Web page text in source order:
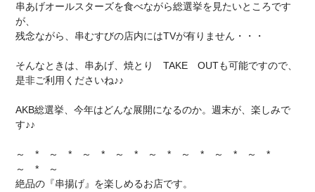
串あげオールスターズを食べながら総選挙を見たいところです
が、
残念ながら、串むすびの店内にはTVが有りません・・・
そんなときは、串あげ、焼とり TAKE OUTも可能ですので、
是非ご利用くださいね♪♪
AKB総選挙、今年はどんな展開になるのか。週末が、楽しみで
す♪♪
～ * ～ * ～ * ～ * ～ * ～ * ～ * ～ *
～ * ～
絶品の『串揚げ』を楽しめるお店です。